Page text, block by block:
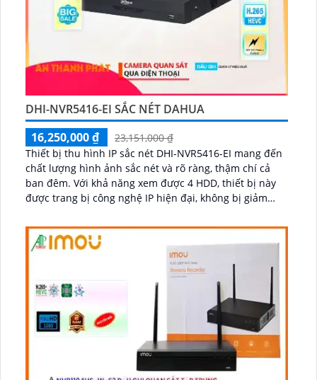
DHI-NVR5416-EI SẮC NÉT DAHUA
16,250,000 ₫
23,151,000 ₫
Thiết bị thu hình IP sắc nét DHI-NVR5416-EI mang đến
chất lượng hình ảnh sắc nét và rõ ràng, thậm chí cả
ban đêm. Với khả năng xem được 4 HDD, thiết bị này
được trang bị công nghệ IP hiện đại, không bị giảm